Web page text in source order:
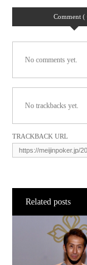
Comment (
No comments yet.
No trackbacks yet.
TRACKBACK URL
Related posts